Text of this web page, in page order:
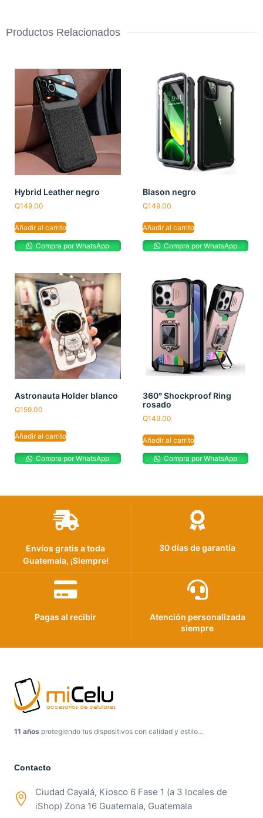
Productos Relacionados
Hybrid Leather negro
Q149.00
Añadir al carrito
Compra por WhatsApp
Blason negro
Q149.00
Añadir al carrito
Compra por WhatsApp
Astronauta Holder blanco
Q159.00
Añadir al carrito
Compra por WhatsApp
360° Shockproof Ring
rosado
Q149.00
Añadir al carrito
Compra por WhatsApp
Envíos gratis a toda
Guatemala, ¡Siempre!
30 días de garantía
Pagas al recibir
Atención personalizada
siempre
11 años protegiendo tus dispositivos con calidad y estilo…
Contacto
Ciudad Cayalá, Kiosco 6 Fase 1 (a 3 locales de
iShop) Zona 16 Guatemala, Guatemala